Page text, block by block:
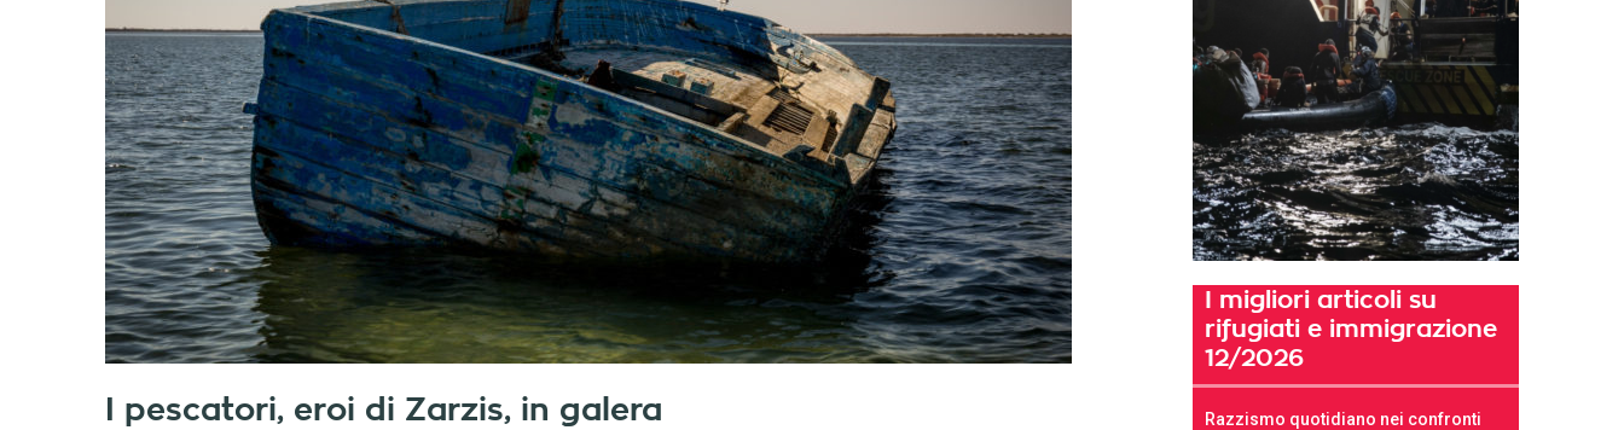
I pescatori, eroi di Zarzis, in galera
I migliori articoli su
rifugiati e immigrazione
12/2026
Razzismo quotidiano nei confronti